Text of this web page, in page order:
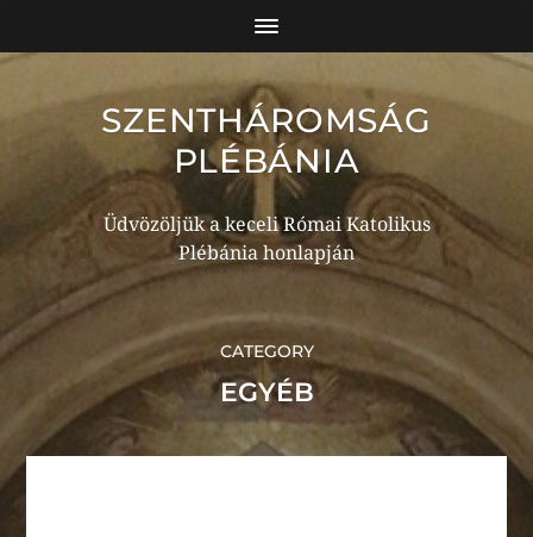
SZENTHÁROMSÁG
PLÉBÁNIA
Üdvözöljük a keceli Római Katolikus
Plébánia honlapján
CATEGORY
EGYÉB